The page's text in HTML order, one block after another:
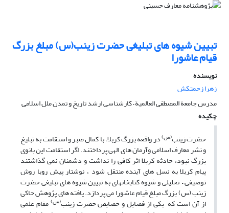
تبیین شیوه های تبلیغی حضرت زینب(س) مبلغ بزرگ
قیام عاشورا
نویسنده
زهرا زحمتکش
مدرس جامعة المصطفی العالمیة – کارشناسی ارشد تاریخ و تمدن ملل اسلامی
چکیده
حضرت زینب(س)در واقعه بزرگ کربلا، با کمال صبر و استقامت به تبلیغ
و نشر معارف اسلامی وآرمان های الهی پرداختند. اگر استقامت این بانوی
بزرگ نبود، حادثه کربلا اثر کافی را نداشت و دشمنان نمی گذاشتند
پیام کربلا به نسل های آینده منتقل شود ، نوشتار پیش روبا روش
توصیفی – تحلیلی و شیوه کتابخانه­ای به تبیین شیوه های تبلیغی حضرت
زینب (س) بزرگ مبلغ قیام عاشورا می پردازد. یافته های پژوهش حاکی
از آن است که یکی از فضایل و خصایص حضرت زینب(س)مقام علمی